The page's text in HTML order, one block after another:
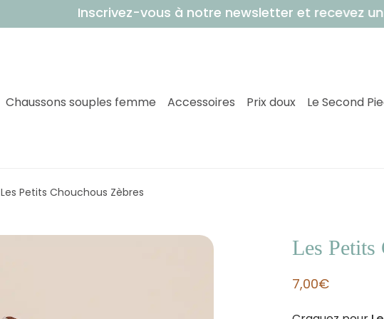
Inscrivez-vous à notre newsletter et recevez un
Chaussons souples femme Accessoires Prix doux Le Second
Les Petits Chouchous Zèbres
Les Petits
7,00€